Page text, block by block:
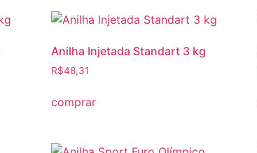
Anilha Injetada Standart 3 kg
R$48,31
comprar